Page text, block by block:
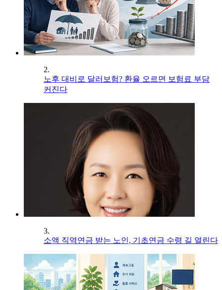
2.
노후 대비로 달러보험? 환율 오르면 보험료 부담
커진다
3.
소액 직역연금 받는 노인, 기초연금 수령 길 열린다